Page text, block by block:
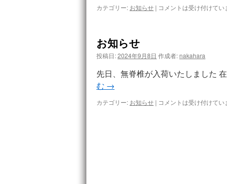
カテゴリー: お知らせ | コメントは受け付けてい
お知らせ
投稿日:2024年9月8日 作成者: nakahara
先日、無脊椎が入荷いたしました
む →
カテゴリー: お知らせ | コメントは受け付けてい